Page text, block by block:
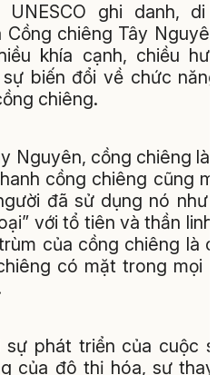
ghi danh, di
Cồng chiêng Tây
khía cạnh, chiều
biến đổi về chức
chiêng.
Nguyên, cồng chiêng là
cồng chiêng cũng
đã sử dụng nó như
với tổ tiên và thần
của cồng chiêng là
có mặt trong mọi
sự phát triển của cuộc
của đô thị hóa, sự